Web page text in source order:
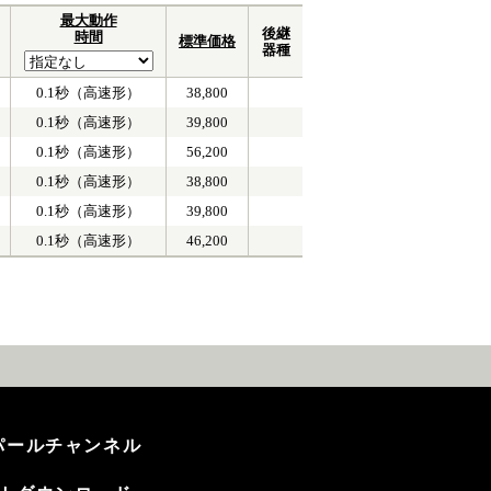
最大動作
時間
標準価格
後継
器種
0.1秒（高速形）
38,800
0.1秒（高速形）
39,800
0.1秒（高速形）
56,200
0.1秒（高速形）
38,800
0.1秒（高速形）
39,800
0.1秒（高速形）
46,200
ルチャンネル